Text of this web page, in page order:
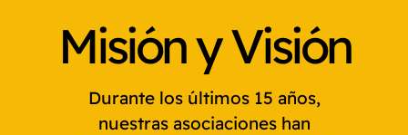
Misión y Visión
Durante los últimos 15 años,
nuestras asociaciones han